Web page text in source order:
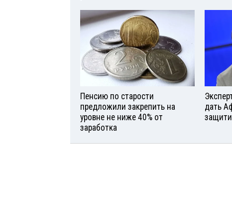
Пенсию по старости
предложили закрепить на
уровне не ниже 40% от
заработка
дать